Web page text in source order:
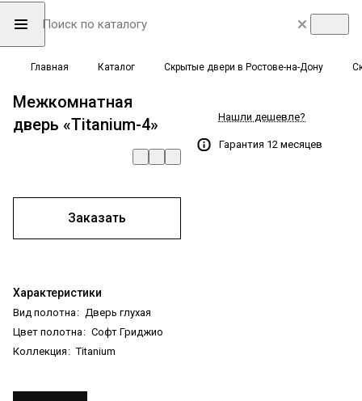
Главная Каталог Скрытые двери в Ростове-на-Дону
Межкомнатная
дверь «Titanium-4»
Заказать
Характеристики
Вид полотна : Дверь глухая
Цвет полотна : Софт Гриджио
Коллекция : Titanium
Нашли дешевле?
Гарантия 12 месяцев